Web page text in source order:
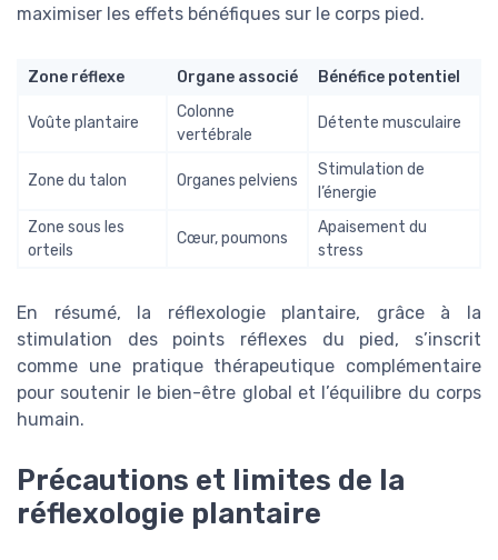
maximiser les effets bénéfiques sur le corps pied.
Zone réflexe Organe associé Bénéfice potentiel
Voûte plantaire
Colonne
vertébrale
Détente musculaire
Zone du talon Organes pelviens
Stimulation de
l’énergie
Zone sous les
orteils
Cœur, poumons
Apaisement du
stress
En résumé, la réflexologie plantaire, grâce à la
stimulation des points réflexes du pied, s’inscrit
comme une pratique thérapeutique complémentaire
pour soutenir le bien-être global et l’équilibre du corps
humain.
Précautions et limites de la
réflexologie plantaire